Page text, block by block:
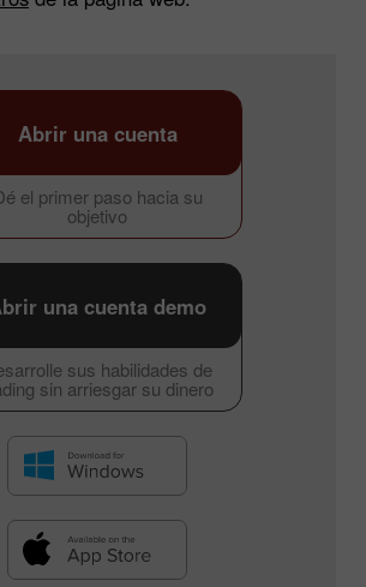
el primer paso hacia su
objetivo
Abrir una cuenta
sus habilidades de
sin arriesgar su dinero
una cuenta demo